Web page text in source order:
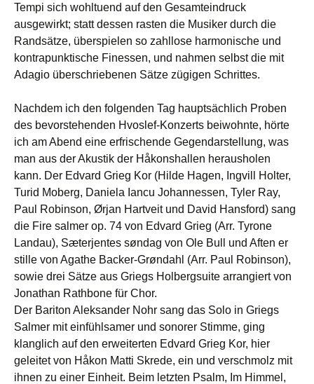
Tempi sich wohltuend auf den Gesamteindruck
ausgewirkt; statt dessen rasten die Musiker durch die
Randsätze, überspielen so zahllose harmonische und
kontrapunktische Finessen, und nahmen selbst die mit
Adagio überschriebenen Sätze zügigen Schrittes.
Nachdem ich den folgenden Tag hauptsächlich Proben
des bevorstehenden Hvoslef-Konzerts beiwohnte, hörte
ich am Abend eine erfrischende Gegendarstellung, was
man aus der Akustik der Håkonshallen herausholen
kann. Der Edvard Grieg Kor (Hilde Hagen, Ingvill Holter,
Turid Moberg, Daniela Iancu Johannessen, Tyler Ray,
Paul Robinson, Ørjan Hartveit und David Hansford) sang
die Fire salmer op. 74 von Edvard Grieg (Arr. Tyrone
Landau), Sæterjentes søndag von Ole Bull und Aften er
stille von Agathe Backer-Grøndahl (Arr. Paul Robinson),
sowie drei Sätze aus Griegs Holbergsuite arrangiert von
Jonathan Rathbone für Chor.
Der Bariton Aleksander Nohr sang das Solo in Griegs
Salmer mit einfühlsamer und sonorer Stimme, ging
klanglich auf den erweiterten Edvard Grieg Kor, hier
geleitet von Håkon Matti Skrede, ein und verschmolz mit
ihnen zu einer Einheit. Beim letzten Psalm, Im Himmel,